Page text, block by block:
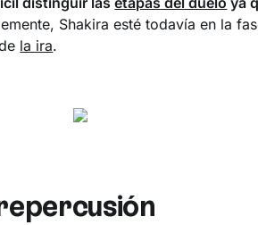
Shakira esté todavía en la
la ira.